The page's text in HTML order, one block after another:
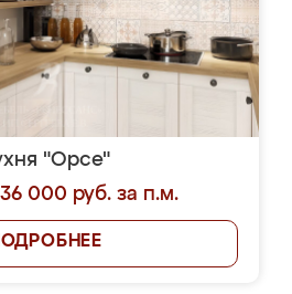
"Орсе"
000 руб. за п.м.